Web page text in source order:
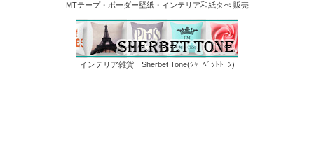
MTテープ・ボーダー壁紙・インテリア和紙タぺ 販売
インテリア雑貨 Sherbet Tone(ｼｬｰﾍﾞｯﾄﾄｰﾝ)